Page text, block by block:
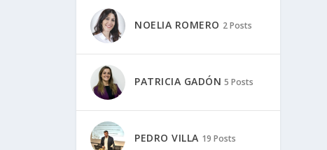
NOELIA ROMERO 2 Posts
PATRICIA GADÓN 5 Posts
PEDRO VILLA 19 Posts